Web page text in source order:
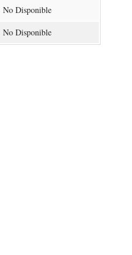
No Disponible
No Disponible